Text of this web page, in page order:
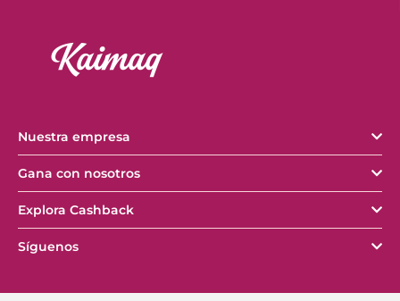
Nuestra empresa
Gana con nosotros
Explora Cashback
Síguenos